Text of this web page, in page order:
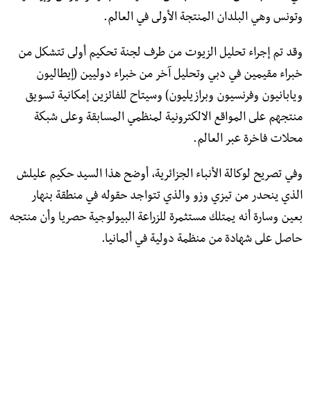
وتونس وهي البلدان المنتجة الأولى في العالم.
وقد تم إجراء تحليل الزيوت من طرف لجنة تحكيم أولى تتشكل من
خبراء مقيمين في دبي وتحليل آخر من خبراء دوليين (إيطاليون
ويابانيون وفرنسيون وبرازيليون) وسيتاح للفائزين إمكانية تسويق
منتجهم على المواقع الالكترونية لمنظمي المسابقة وعلى شبكة
محلات فاخرة عبر العالم.
وفي تصريح لوكالة الأنباء الجزائرية، أوضح هذا السيد حكيم عليلش
الذي ينحدر من تيزي وزو والذي تتواجد حقوله في منطقة بنهار
بعين وسارة أنه يمتلك مستثمرة للزراعة البيولوجية حصريا وأن منتجه
حاصل على شهادة من منظمة دولية في ألمانيا.